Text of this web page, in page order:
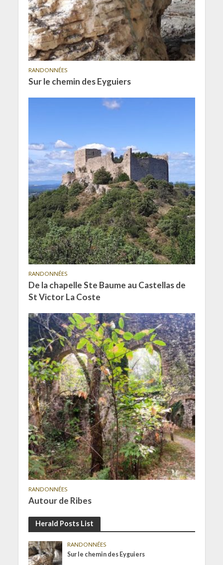
RANDONNÉES
Sur le chemin des Eyguiers
RANDONNÉES
De la chapelle Ste Baume au Castellas de
St Victor La Coste
RANDONNÉES
Autour de Ribes
Herald Posts List
RANDONNÉES
Sur le chemin des Eyguiers